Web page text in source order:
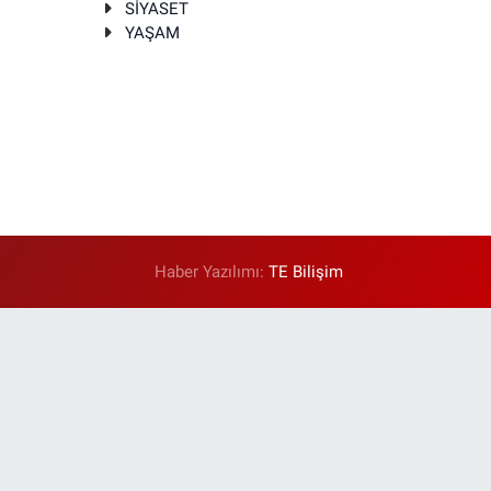
SİYASET
YAŞAM
Haber Yazılımı:TE Bilişim